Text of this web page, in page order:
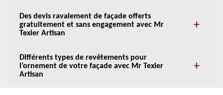
Des devis ravalement de façade offerts
gratuitement et sans engagement avec Mr
Texier Artisan
Différents types de revêtements pour
l’ornement de votre façade avec Mr Texier
Artisan